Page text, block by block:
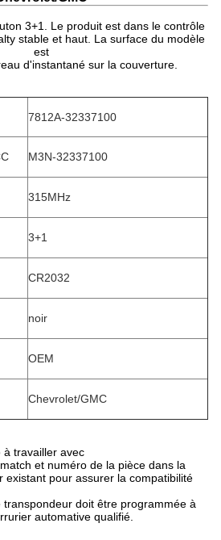
3+1. Le produit est dans le contrôle
stable et haut. La surface du modèle
est
d'instantané sur la couverture.
7812A-32337100
M3N-32337100
315MHz
3+1
CR2032
noir
OEM
Chevrolet/GMC
à travailler avec
et numéro de la pièce dans la
existant pour assurer la compatibilité
doit être programmée à
automative qualifié.